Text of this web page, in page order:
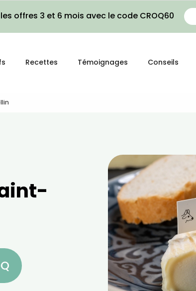
les offres 3 et 6 mois avec le code CROQ60
Recettes Témoignages Conseils